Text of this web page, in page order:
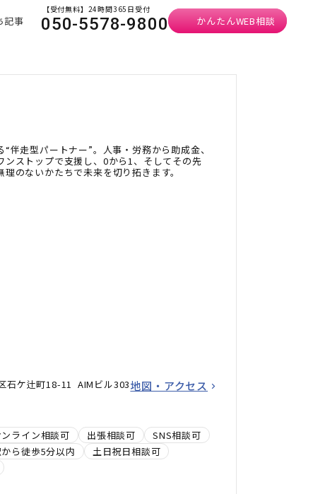
記事
【受付無料】24時間365日受付
050-5578-9800 かんたんWEB相談
伴走型パートナー”。人事・労務から助成金、
ンストップで支援し、0から1、そしてその先
のないかたちで未来を切り拓きます。
石ケ辻町18-11 AIMビル303地図・アクセス
ンライン相談可 出張相談可
SNS相談可
ら徒歩5分以内
土日祝日相談可